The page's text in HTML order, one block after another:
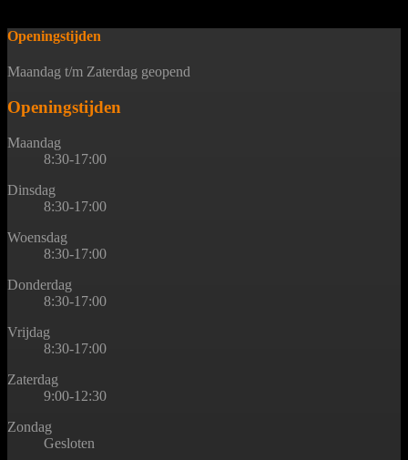
Openingstijden
Maandag t/m Zaterdag geopend
Openingstijden
Maandag
8:30-17:00
Dinsdag
8:30-17:00
Woensdag
8:30-17:00
Donderdag
8:30-17:00
Vrijdag
8:30-17:00
Zaterdag
9:00-12:30
Zondag
Gesloten